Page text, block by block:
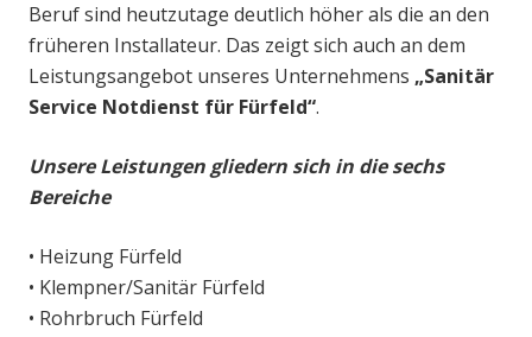
Beruf sind heutzutage deutlich höher als die an den
früheren Installateur. Das zeigt sich auch an dem
Leistungsangebot unseres Unternehmens „Sanitär
Service Notdienst für Fürfeld“.
Unsere Leistungen gliedern sich in die sechs
Bereiche
• Heizung Fürfeld
• Klempner/Sanitär Fürfeld
• Rohrbruch Fürfeld